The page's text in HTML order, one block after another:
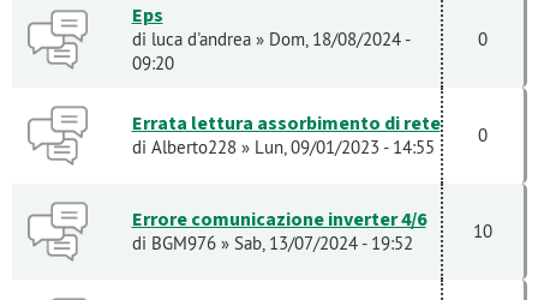
Eps
di luca d'andrea» Dom, 18/08/2024 -
09:20
0
Errata lettura assorbimento di rete
di Alberto228 » Lun, 09/01/2023 - 14:55
0
Errore comunicazione inverter 4/6
di BGM976» Sab, 13/07/2024 - 19:52
10